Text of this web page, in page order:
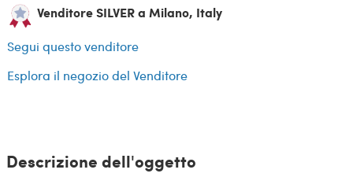
Venditore SILVER a Milano, Italy
Segui questo venditore
Esplora il negozio del Venditore
Descrizione dell'oggetto